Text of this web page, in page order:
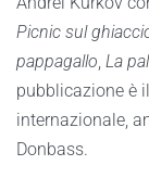
Picnic sul
pappagallo, La
pubblicazione è
internazionale,
Donbass.